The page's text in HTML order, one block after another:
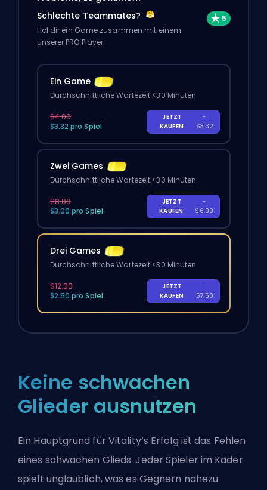
Schlechte Teammates?
Hol dir ein Game zusammen mit einem
unserer PRO Player.
Ein Game
Durchschnittliche Wartezeit <30 Minuten
$4.00
$3.32 pro Spiel
JETZT
KAUFEN
-
$3.32
Zwei Games
Durchschnittliche Wartezeit <30 Minuten
$8.00
$3.00 pro Spiel
JETZT
KAUFEN
-
$6.00
Drei Games
Durchschnittliche Wartezeit <30 Minuten
$12.00
$2.50 pro Spiel
JETZT
KAUFEN
-
$7.50
Keine schwachen
Glieder ausnutzen
Ein Hauptgrund für Vitality’s Erfolg ist das Fehlen
eines schwachen Glieds. Jeder Spieler im Kader
spielt unglaublich, was es Gegnern nahezu